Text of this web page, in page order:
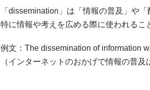
「dissemination」は「情報の普及」や
特に情報や考えを広める際に使われるこ
例文：The dissemination of information
（インターネットのおかげで情報の普及